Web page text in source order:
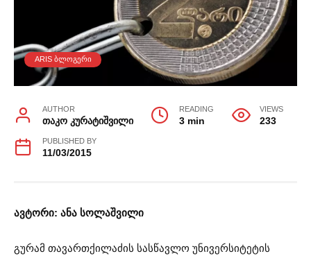
ARIS ᲑᲚᲝᲒᲔᲠᲘ
AUTHOR
თაკო კურატიშვილი
READING
3 min
VIEWS
233
PUBLISHED BY
11/03/2015
ავტორი: ანა სოლაშვილი
გურამ თავართქილაძის სასწავლო უნივერსიტეტის